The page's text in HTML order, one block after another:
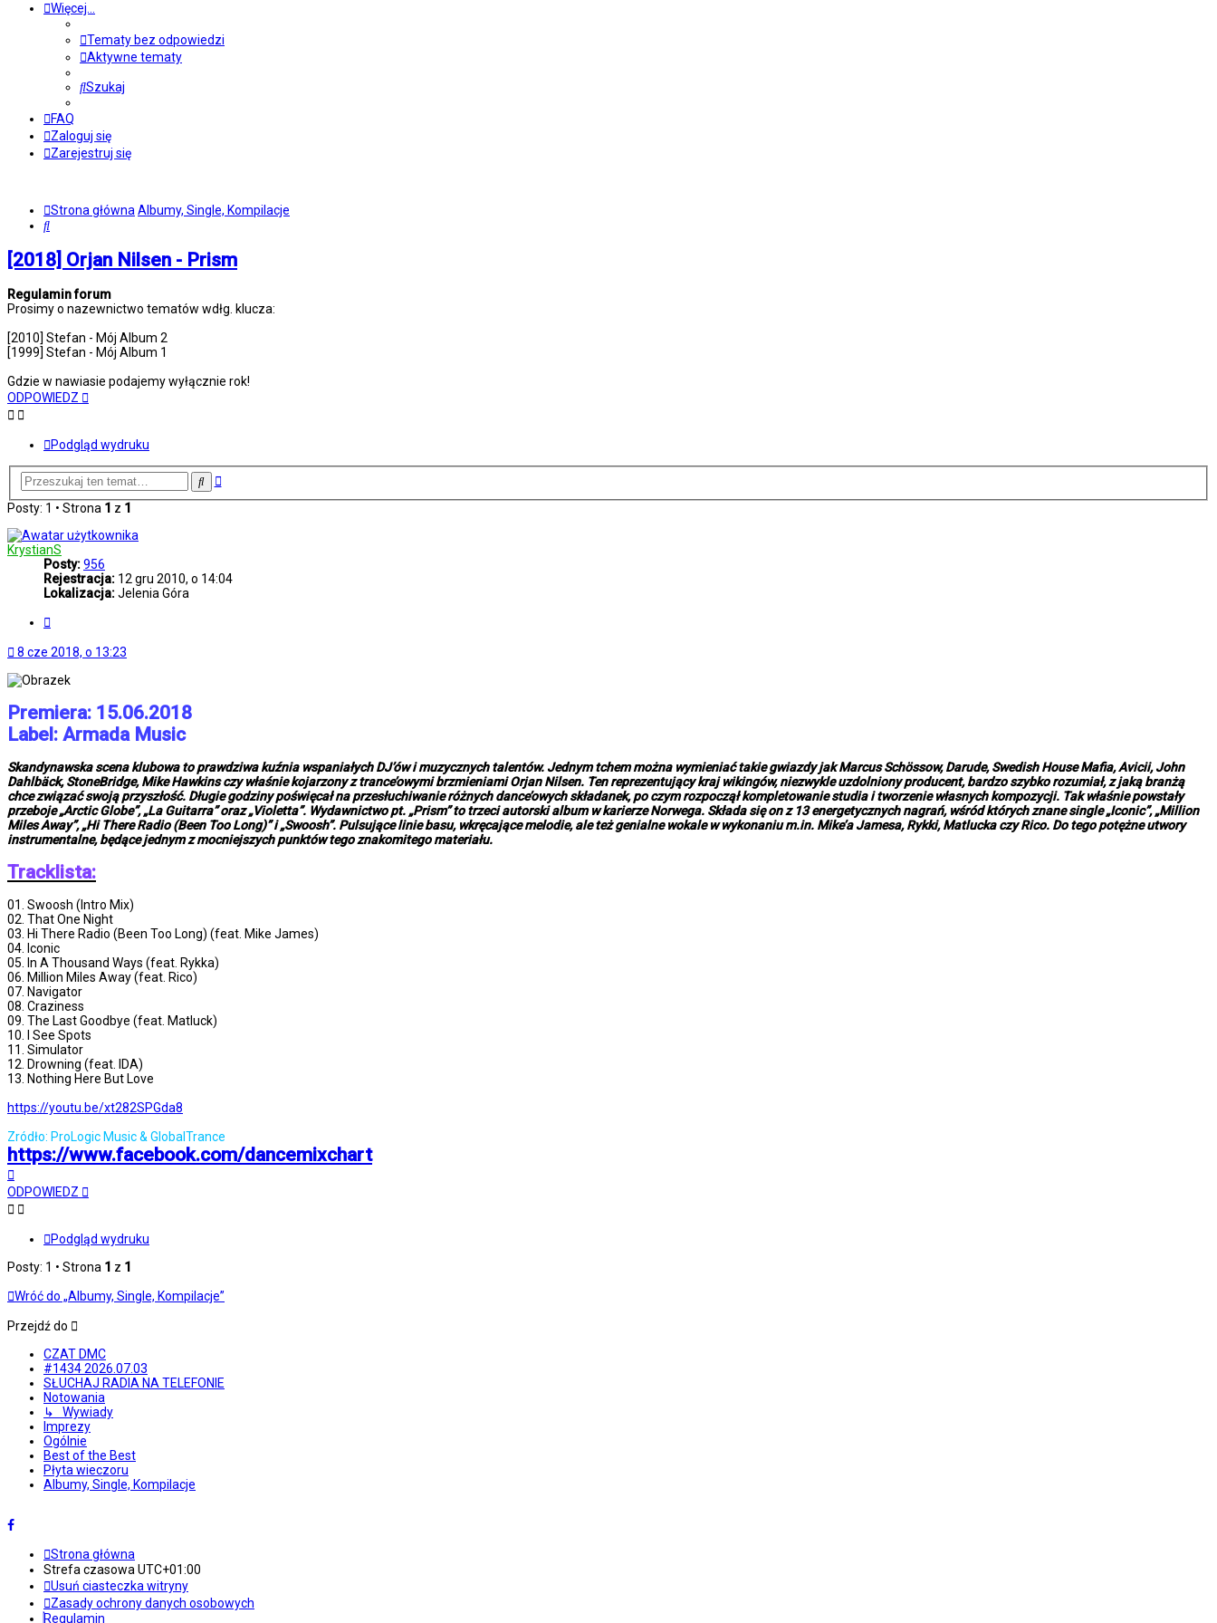
Więcej…
Tematy bez odpowiedzi
Aktywne tematy
Szukaj
FAQ
Zaloguj się
Zarejestruj się
Strona główna Albumy, Single, Kompilacje
Szukaj
[2018] Orjan Nilsen - Prism
Regulamin forum
Prosimy o nazewnictwo tematów wdłg. klucza:
[2010] Stefan - Mój Album 2
[1999] Stefan - Mój Album 1
Gdzie w nawiasie podajemy wyłącznie rok!
ODPOWIEDZ
Podgląd wydruku
SzukajWyszukiwanie
Posty: 1 • Strona 1 z 1
KrystianS
Posty:956
Rejestracja: 12 gru 2010, o 14:04
Lokalizacja:Jelenia Góra
8 cze 2018, o 13:23
Premiera: 15.06.2018
Label: Armada Music
Skandynawska scena klubowa to prawdziwa kuźnia wspaniałych DJ’ów i muzycznych talentów. Jednym tchem można wymieniać takie gwiazdy jak Marcus Schössow, Darude, Swedish House Mafia, Avicii, John
Dahlbäck, StoneBridge, Mike Hawkins czy właśnie kojarzony z trance’owymi brzmieniami Orjan Nilsen. Ten reprezentujący kraj wikingów, niezwykle uzdolniony producent, bardzo szybko rozumiał, z jaką branżą
chce związać swoją przyszłość. Długie godziny poświęcał na przesłuchiwanie różnych dance’owych składanek, po czym rozpoczął kompletowanie studia i tworzenie własnych kompozycji. Tak właśnie powstały
przeboje „Arctic Globe”, „La Guitarra” oraz „Violetta”. Wydawnictwo pt. „Prism” to trzeci autorski album w karierze Norwega. Składa się on z 13 energetycznych nagrań, wśród których znane single „Iconic”, „Million
Miles Away”, „Hi There Radio (Been Too Long)” i „Swoosh”. Pulsujące linie basu, wkręcające melodie, ale też genialne wokale w wykonaniu m.in. Mike’a Jamesa, Rykki, Matlucka czy Rico. Do tego potężne utwory
instrumentalne, będące jednym z mocniejszych punktów tego znakomitego materiału.
Tracklista:
01. Swoosh (Intro Mix)
02. That One Night
03. Hi There Radio (Been Too Long) (feat. Mike James)
04. Iconic
05. In A Thousand Ways (feat. Rykka)
06. Million Miles Away (feat. Rico)
07. Navigator
08. Craziness
09. The Last Goodbye (feat. Matluck)
10. I See Spots
11. Simulator
12. Drowning (feat. IDA)
13. Nothing Here But Love
https://youtu.be/xt282SPGda8
Zródło: ProLogic Music & GlobalTrance
https://www.facebook.com/dancemixchart
górę
ODPOWIEDZ
Podgląd wydruku
Posty: 1 • Strona 1 z 1
Wróć do „Albumy, Single, Kompilacje”
Przejdź do
CZAT DMC
#1434 2026.07.03
SŁUCHAJ RADIA NA TELEFONIE
Notowania
↳ Wywiady
Imprezy
Ogólnie
Best of the Best
Płyta wieczoru
Albumy, Single, Kompilacje
Strona główna
Strefa czasowaUTC+01:00
Usuń ciasteczka witryny
Zasady ochrony danych osobowych
Regulamin